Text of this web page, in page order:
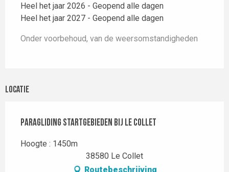
Heel het jaar 2026 - Geopend alle dagen
Heel het jaar 2027 - Geopend alle dagen
Onder voorbehoud, van de weersomstandigheden
Locatie
Paragliding startgebieden bij Le Collet
Hoogte : 1450m
38580 Le Collet
Routebeschrijving